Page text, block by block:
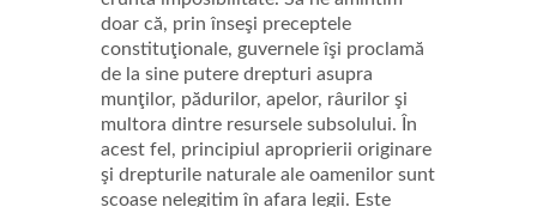
doar că, prin înseşi preceptele
constituţionale, guvernele îşi proclamă
de la sine putere drepturi asupra
munţilor, pădurilor, apelor, râurilor şi
multora dintre resursele subsolului. În
acest fel, principiul aproprierii originare
şi drepturile naturale ale oamenilor sunt
scoase nelegitim în afara legii. Este